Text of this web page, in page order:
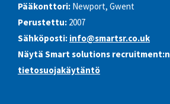
Pääkonttori: Newport, Gwent
Perustettu: 2007
Sähköposti: info@smartsr.co.uk
Näytä Smart solutions recruitment:n
tietosuojakäytäntö